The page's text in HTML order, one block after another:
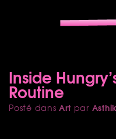
Inside
Routine
Posté dansArt par Asthik